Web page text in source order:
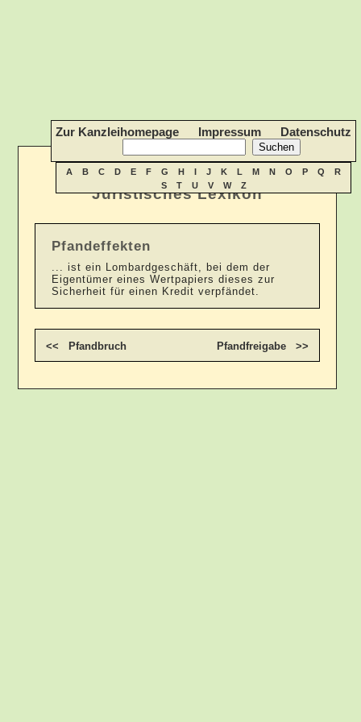
Juristisches Lexikon
Zur Kanzleihomepage Impressum Datenschutz
A B C D E F G H I J K L M N O P Q
R
S
T U V W Z
Pfandeffekten
... ist ein Lombardgeschäft, bei dem der
Eigentümer eines Wertpapiers dieses zur
Sicherheit für einen Kredit verpfändet.
<< Pfandbruch Pfandfreigabe >>